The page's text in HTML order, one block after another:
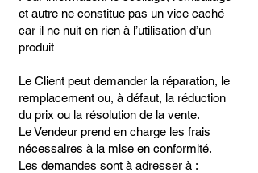
et autre ne constitue pas un vice caché
car il ne nuit en rien à l’utilisation d’un
produit
Le Client peut demander la réparation, le
remplacement ou, à défaut, la réduction
du prix ou la résolution de la vente.
Le Vendeur prend en charge les frais
nécessaires à la mise en conformité.
Les demandes sont à adresser à :